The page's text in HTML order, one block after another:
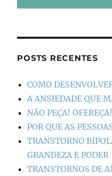
POSTS RECENTES
COMO
A ANSIEDADE QUE
NÃO PEÇA! OFEREÇA!
POR QUE AS
TRANSTORNO
GRANDEZA E PODER
TRANSTORNOS DE